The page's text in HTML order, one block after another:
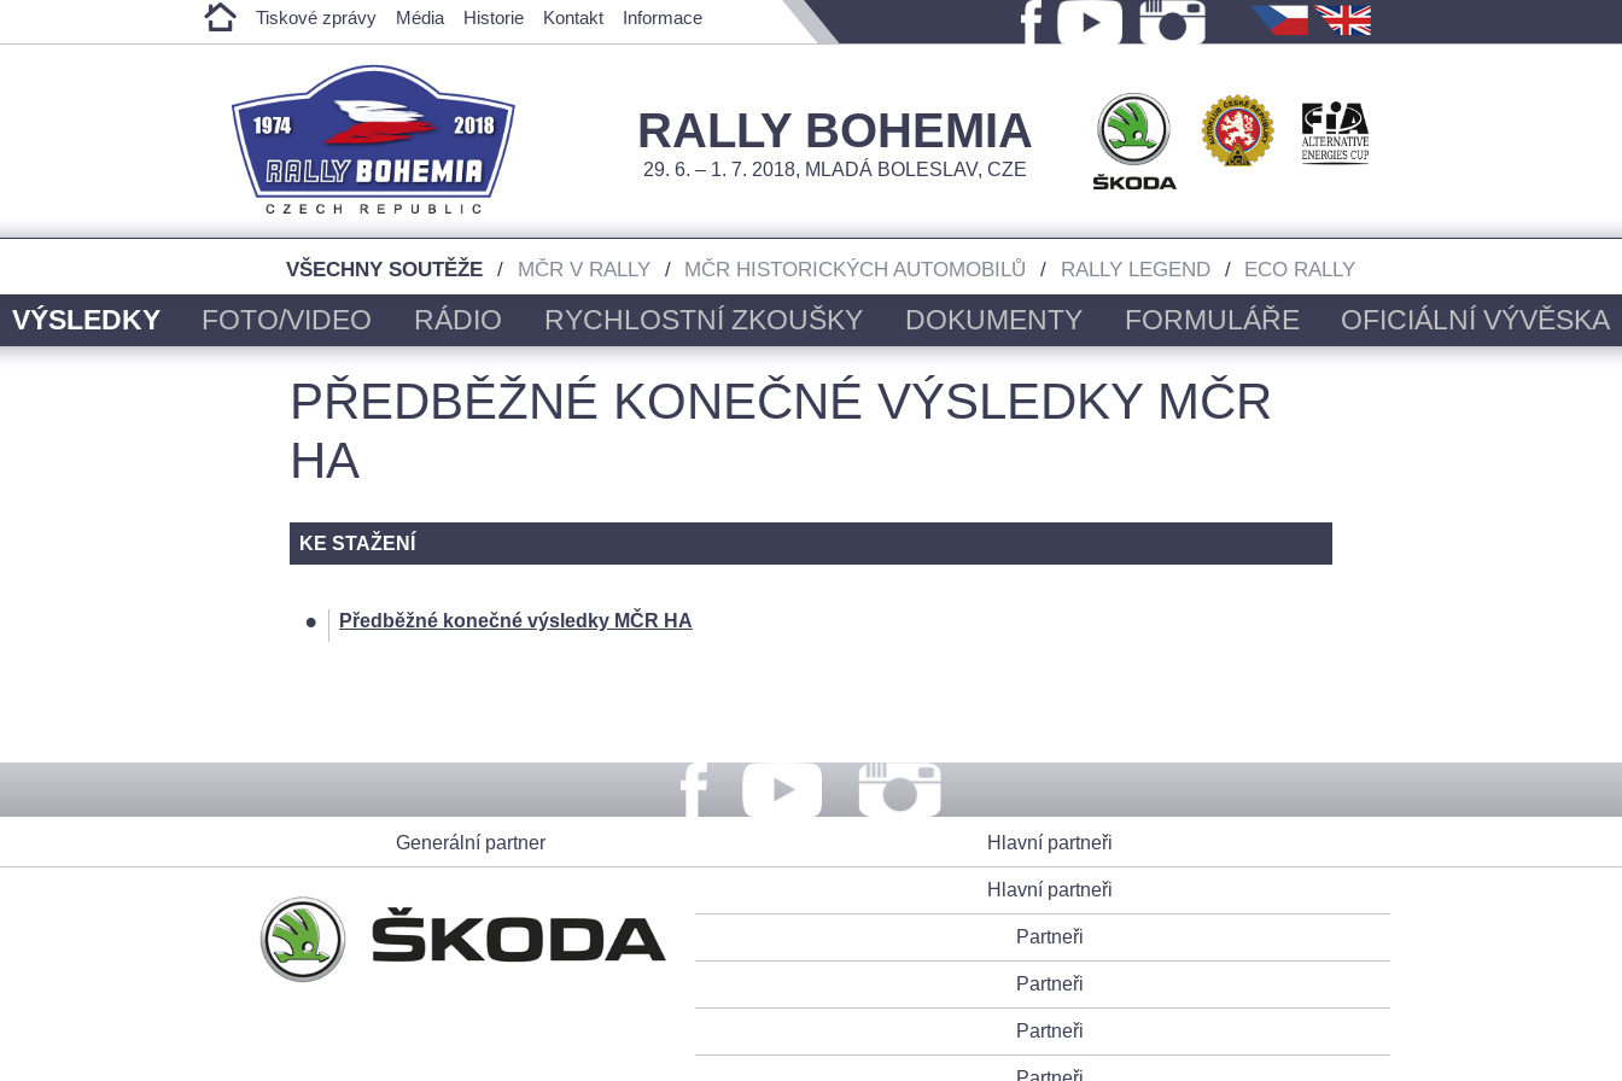
Tiskové zprávy Média Historie Kontakt Informace
RALLY BOHEMIA
29. 6. – 1. 7. 2018, MLADÁ BOLESLAV, CZE
VŠECHNY SOUTĚŽE MČR V RALLY MČR HISTORICKÝCH AUTOMOBILŮ RALLY LEGEND ECO RALLY
VÝSLEDKY FOTO/VIDEO RÁDIO RYCHLOSTNÍ ZKOUŠKY DOKUMENTY FORMULÁŘE OFICIÁLNÍ VÝVĚSKA
PŘEDBĚŽNÉ KONEČNÉ VÝSLEDKY MČR
HA
KE STAŽENÍ
Předběžné konečné výsledky MČR HA
Generální partner Hlavní partneři
Hlavní partneři
Partneři
Partneři
Partneři